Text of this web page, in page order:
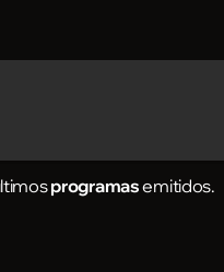
programasemitidos.